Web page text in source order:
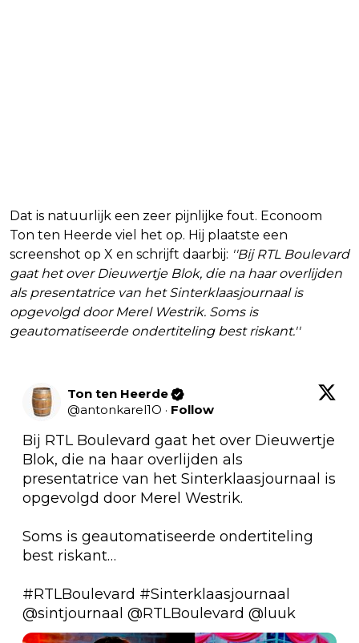
Dat is natuurlijk een zeer pijnlijke fout. Econoom
Ton ten Heerde viel het op. Hij plaatste een
screenshot op X en schrijft daarbij: ''Bij RTL Boulevard
gaat het over Dieuwertje Blok, die na haar overlijden
als presentatrice van het Sinterklaasjournaal is
opgevolgd door Merel Westrik. Soms is
geautomatiseerde ondertiteling best riskant.''
Ton ten Heerde
@antonkarel1O · Follow
Bij RTL Boulevard gaat het over Dieuwertje
Blok, die na haar overlijden als
presentatrice van het Sinterklaasjournaal is
opgevolgd door Merel Westrik.
Soms is geautomatiseerde ondertiteling
best riskant…
#RTLBoulevard #Sinterklaasjournaal
@sintjournaal @RTLBoulevard @luuk